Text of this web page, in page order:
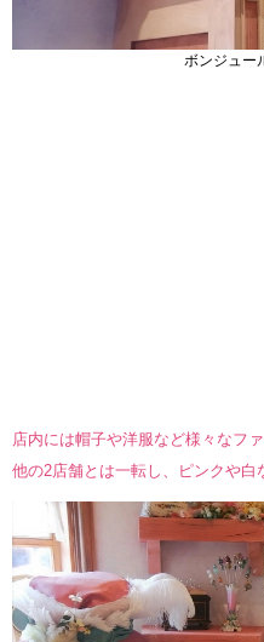
ボンジュー
店内には帽子や洋服など様々なフ
他の2店舗とは一転し、ピンクや白